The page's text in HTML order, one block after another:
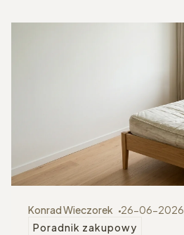
Konrad Wieczorek
26-06-2026
Poradnik zakupowy